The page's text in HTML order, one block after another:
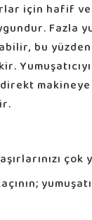
için hafif
Fazla
bu
çok